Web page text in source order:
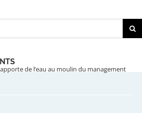
de l’eau au moulin du management